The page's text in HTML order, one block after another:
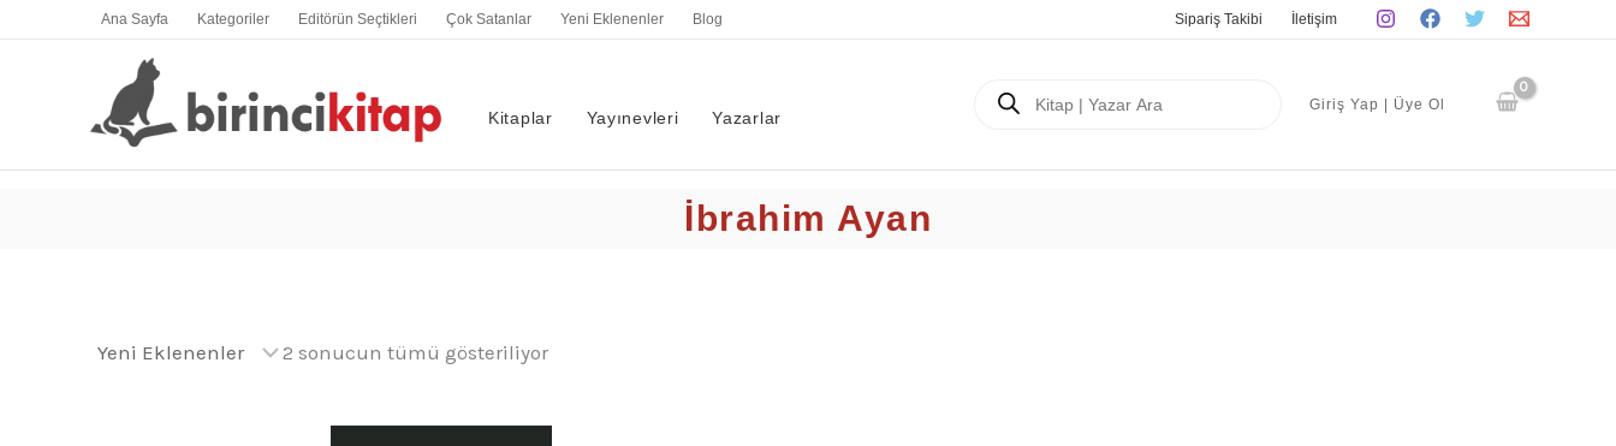
Ana Sayfa Kategoriler Editörün Seçtikleri Çok Satanlar Yeni Eklenenler Blog Sipariş Takibi İletişim
Kitaplar Yayınevleri Yazarlar
search
Giriş Yap | Üye Ol
İbrahim Ayan
2 sonucun tümü gösteriliyor
En
yeniye